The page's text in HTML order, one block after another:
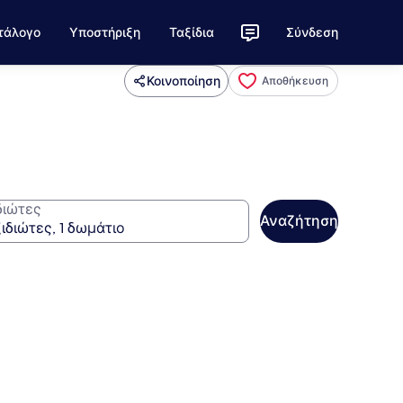
Υποστήριξη Ταξίδια Σύνδεση
Κοινοποίηση Αποθήκευση
Αναζήτηση